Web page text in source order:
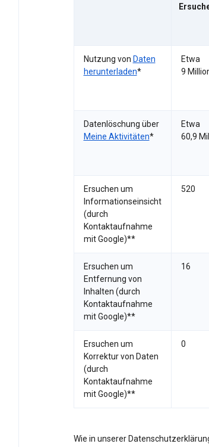
Nutzung von Daten
herunterladen*
Etwa
9
Datenlöschung über
Meine Aktivitäten*
Etwa
60,9
Ersuchen um
Informationseinsicht
(durch
Kontaktaufnahme
mit Google)**
520
Ersuchen um
Entfernung von
Inhalten (durch
Kontaktaufnahme
mit Google)**
16
Ersuchen um
Korrektur von Daten
(durch
Kontaktaufnahme
mit Google)**
0
Wie in unserer